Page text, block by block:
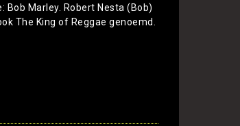
Marley. Robert Nesta (Bob)
The King of Reggae genoemd.